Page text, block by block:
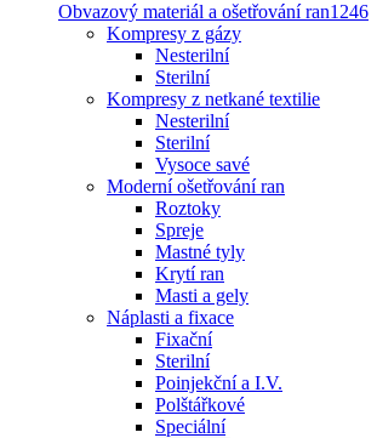
Obvazový materiál a ošetřování ran1246
Kompresy z gázy
Nesterilní
Sterilní
Kompresy z netkané textilie
Nesterilní
Sterilní
Vysoce savé
Moderní ošetřování ran
Roztoky
Spreje
Mastné tyly
Krytí ran
Masti a gely
Náplasti a fixace
Fixační
Sterilní
Poinjekční a I.V.
Polštářkové
Speciální